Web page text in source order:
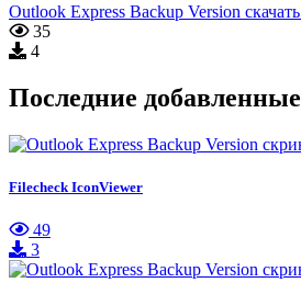
Outlook Express Backup Version скачать
35
4
Последние добавленные
Filecheck IconViewer
49
3